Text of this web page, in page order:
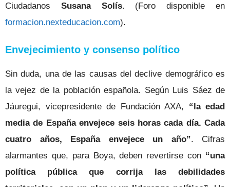
Ciudadanos Susana Solís.
(Foro disponible en
formacion.nexteducacion.com).
Envejecimiento y consenso político
Sin duda, una de las causas del declive demográfico es
la vejez de la población española. Según Luis Sáez de
Jáuregui, vicepresidente de Fundación AXA, “la edad
media de España envejece seis horas cada día. Cada
cuatro años, España envejece un año”. Cifras
alarmantes que, para Boya, deben revertirse con “una
política pública que corrija las debilidades